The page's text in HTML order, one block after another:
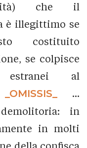
che il
è illegittimo se
costituito
se colpisce
estranei al
_OMISSIS_
...
in
in molti
della confisca